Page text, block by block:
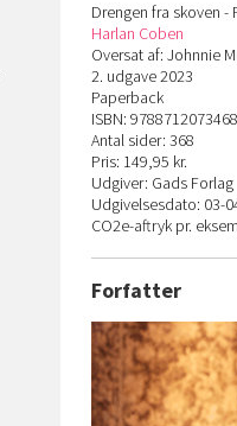
Drengen fra skoven -
Harlan Coben
Oversat af: Johnnie
2. udgave 2023
Paperback
ISBN: 9788712073468
Antal sider: 368
Pris: 149,95 kr.
Udgiver: Gads Forlag
Udgivelsesdato: 03-
CO2e-aftryk pr.
Forfatter